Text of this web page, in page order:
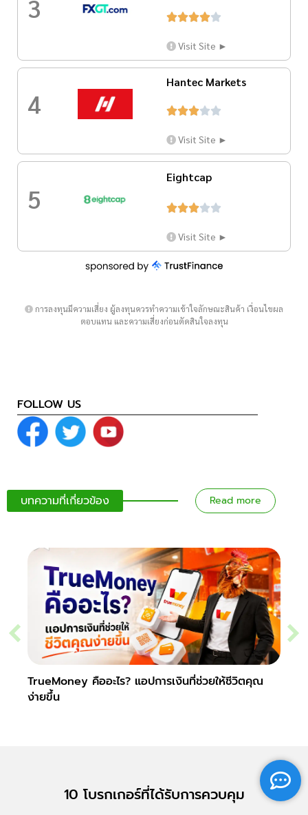
3 
Visit Site ►
4
Hantec Markets

Visit Site ►
5
Eightcap

Visit Site ►
การลงทุนมีความเสี่ยง ผู้ลงทุนควรทำความเข้าใจลักษณะสินค้า เงื่อนไขผล
ตอบแทน และความเสี่ยงก่อนตัดสินใจลงทุน
FOLLOW US
บทความที่เกี่ยวข้อง Read more
TrueMoney คืออะไร? แอปการเงินที่ช่วยให้ชีวิตคุณ
ง่ายขึ้น
10 โบรกเกอร์ที่ได้รับการควบคุม